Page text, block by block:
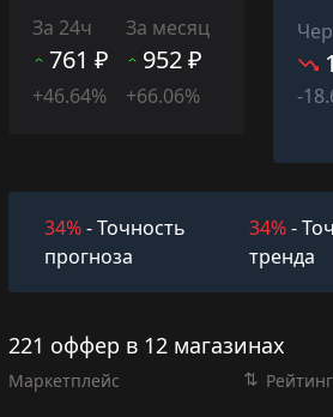
За 24ч
761 ₽
+46.64%
За месяц
952 ₽
+66.06% -
34%- Точность
прогноза
34%-
тренда
221 оффер в 12 магазинах
Маркетплейс